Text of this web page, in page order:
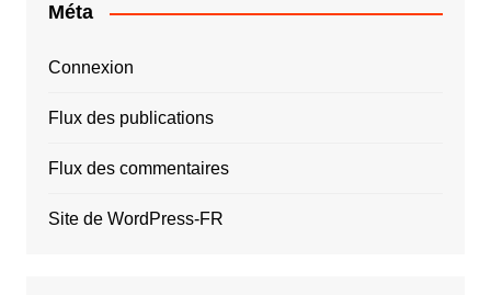
Méta
Connexion
Flux des publications
Flux des commentaires
Site de WordPress-FR